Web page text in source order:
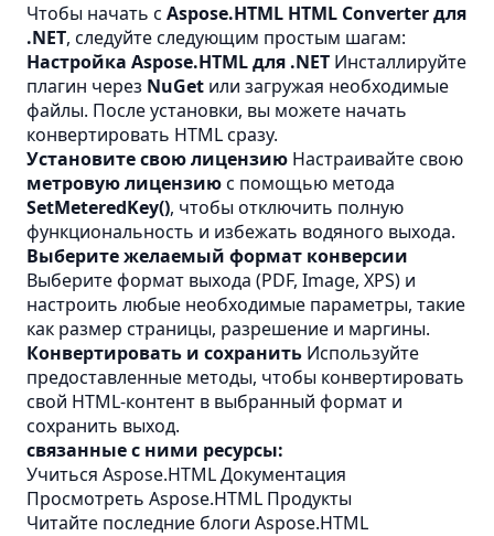
Чтобы начать с Aspose.HTML HTML Converter для
.NET, следуйте следующим простым шагам:
Настройка Aspose.HTML для .NET Инсталлируйте
плагин через NuGet или загружая необходимые
файлы. После установки, вы можете начать
конвертировать HTML сразу.
Установите свою лицензию Настраивайте свою
метровую лицензиюс помощью метода
SetMeteredKey(), чтобы отключить полную
функциональность и избежать водяного выхода.
Выберите желаемый формат конверсии
Выберите формат выхода (PDF, Image, XPS) и
настроить любые необходимые параметры, такие
как размер страницы, разрешение и маргины.
Конвертировать и сохранить Используйте
предоставленные методы, чтобы конвертировать
свой HTML-контент в выбранный формат и
сохранить выход.
связанные с ними ресурсы:
Учиться Aspose.HTML Документация
Просмотреть Aspose.HTML Продукты
Читайте последние блоги Aspose.HTML